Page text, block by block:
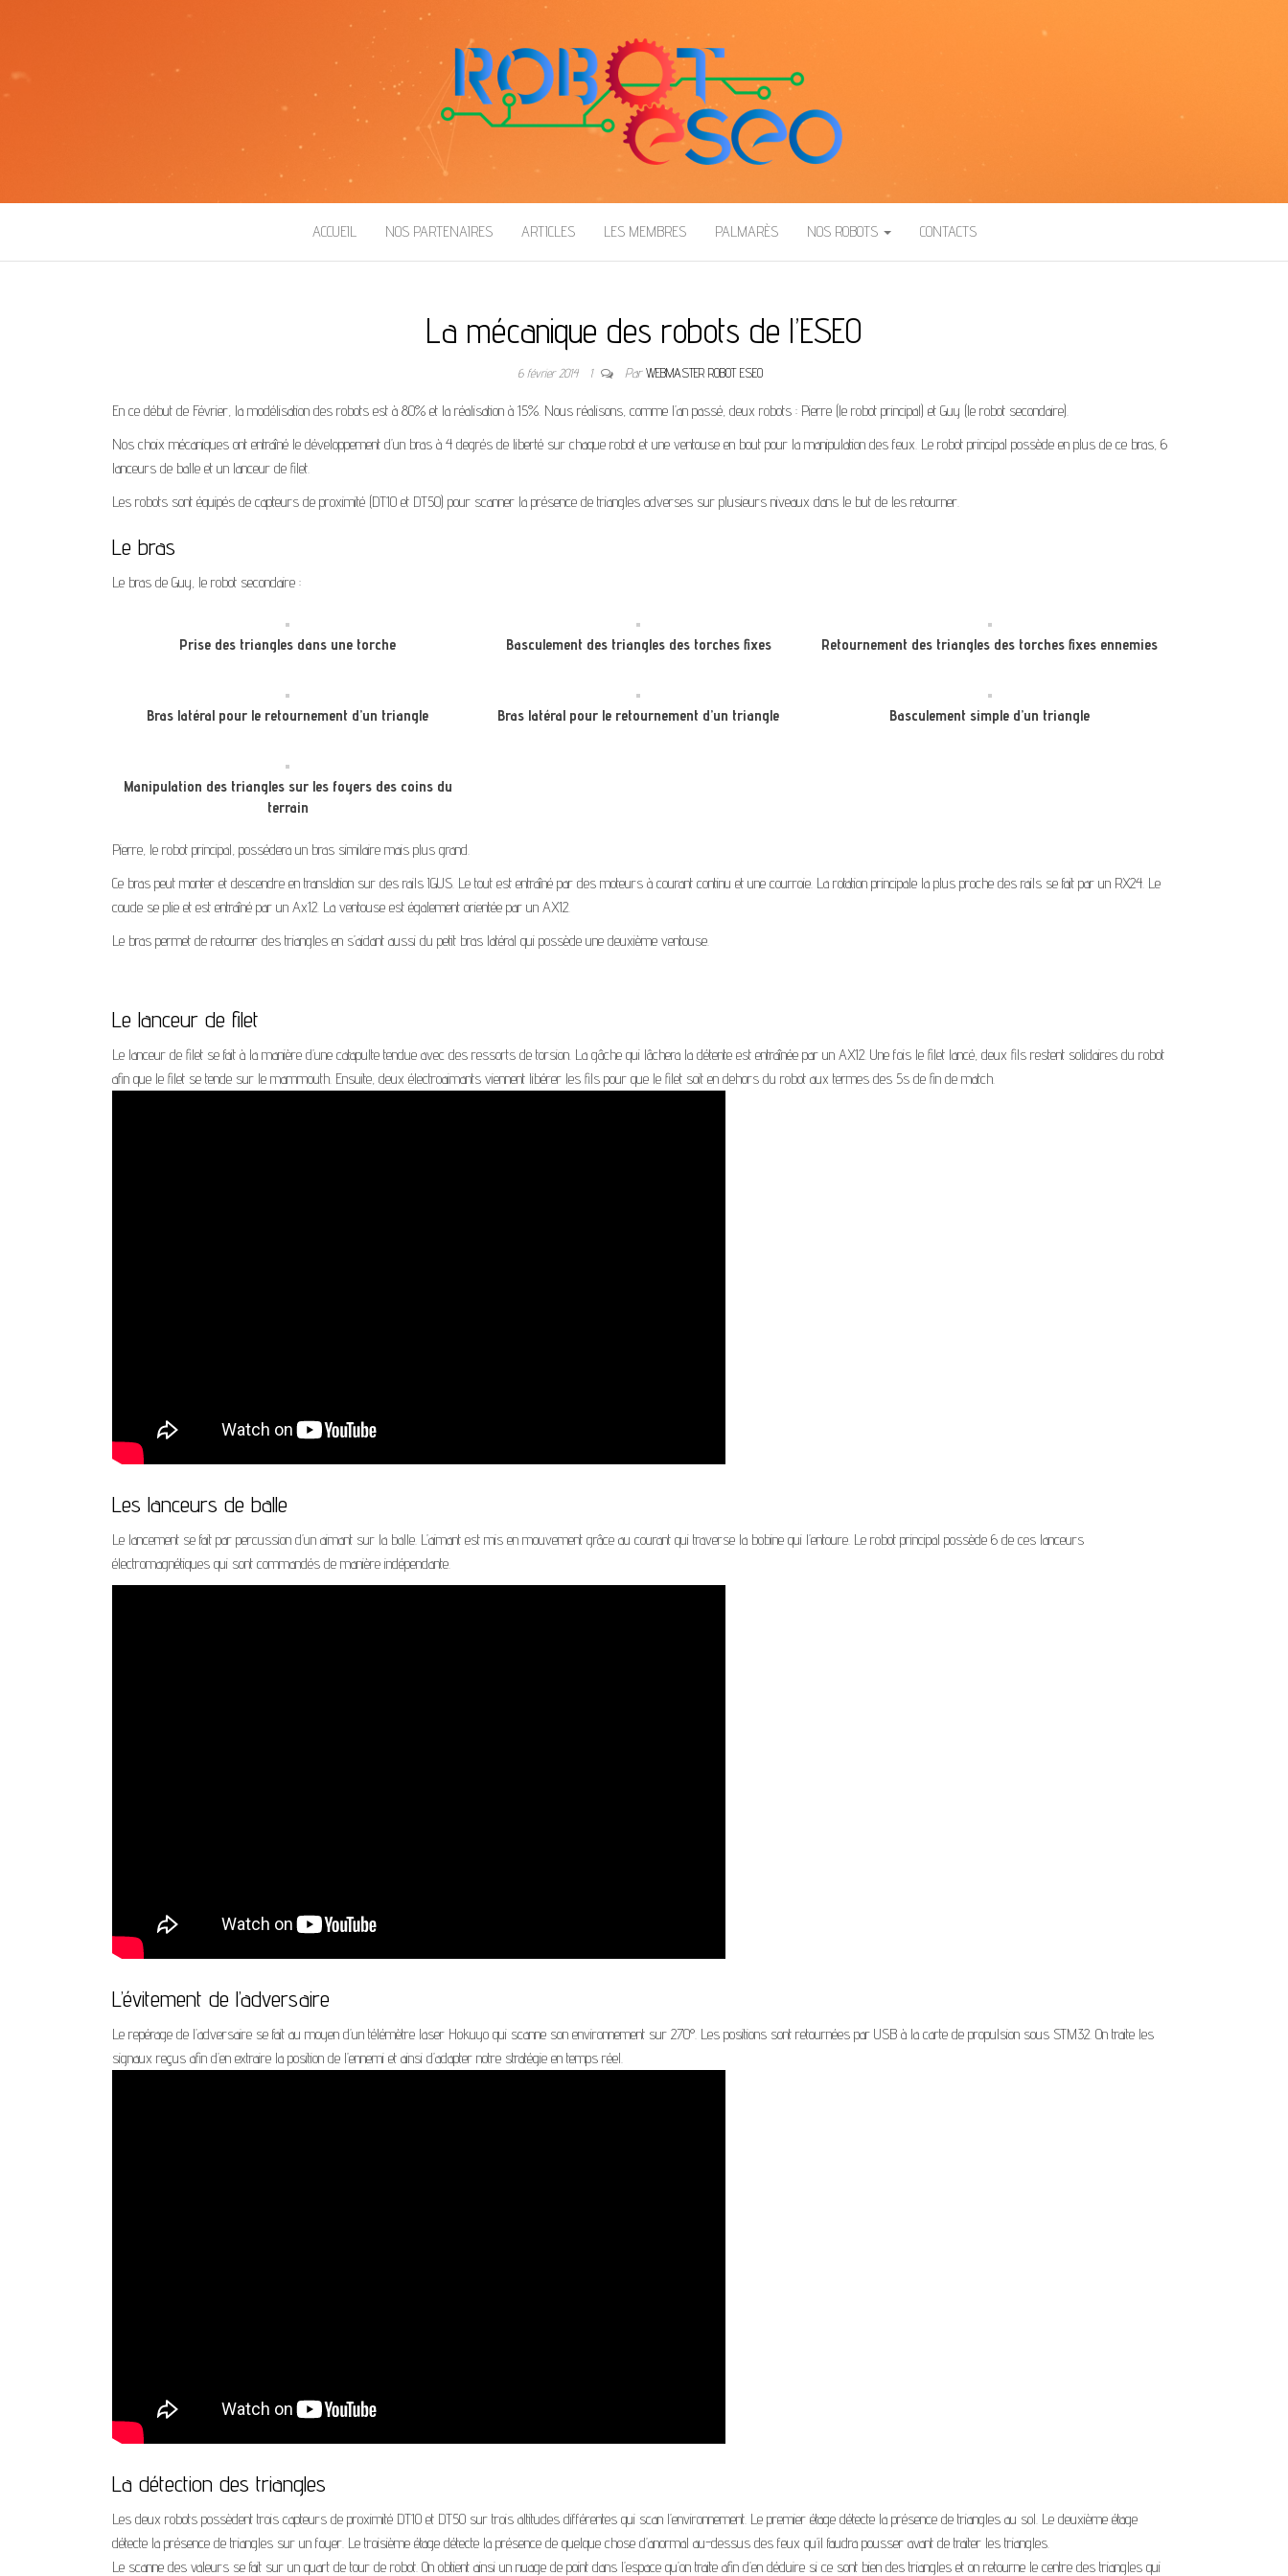
ROBOT ESEO
ACCUEIL NOS PARTENAIRES ARTICLES LES MEMBRES PALMARÈS NOS ROBOTS CONTACTS
La mécanique des robots de l’ESEO
6 février 2014 1 ParWEBMASTER ROBOT ESEO
En ce début de Février, la modélisation des robots est à 80% et la réalisation à 15%. Nous réalisons, comme l’an passé, deux robots : Pierre (le robot principal) et Guy (le robot secondaire).
Nos choix mécaniques ont entraîné le développement d’un bras à 4 degrés de liberté sur chaque robot et une ventouse en bout pour la manipulation des feux. Le robot principal possède en plus de ce bras, 6
lanceurs de balle et un lanceur de filet.
Les robots sont équipés de capteurs de proximité (DT10 et DT50) pour scanner la présence de triangles adverses sur plusieurs niveaux dans le but de les retourner.
Le bras
Le bras de Guy, le robot secondaire :
Prise des triangles dans une torche Basculement des triangles des torches fixes Retournement des triangles des torches fixes ennemies
Bras latéral pour le retournement d’un triangle Bras latéral pour le retournement d’un triangle Basculement simple d’un triangle
Manipulation des triangles sur les foyers des coins du
terrain
Pierre, le robot principal, possédera un bras similaire mais plus grand.
Ce bras peut monter et descendre en translation sur des rails IGUS. Le tout est entraîné par des moteurs à courant continu et une courroie. La rotation principale la plus proche des rails se fait par un RX24. Le
coude se plie et est entraîné par un Ax12. La ventouse est également orientée par un AX12.
Le bras permet de retourner des triangles en s’aidant aussi du petit bras latéral qui possède une deuxième ventouse.
Le lanceur de filet
Le lanceur de filet se fait à la manière d’une catapulte tendue avec des ressorts de torsion. La gâche qui lâchera la détente est entraînée par un AX12. Une fois le filet lancé, deux fils restent solidaires du robot
afin que le filet se tende sur le mammouth. Ensuite, deux électroaimants viennent libérer les fils pour que le filet soit en dehors du robot aux termes des 5s de fin de match.
Les lanceurs de balle
Le lancement se fait par percussion d’un aimant sur la balle. L’aimant est mis en mouvement grâce au courant qui traverse la bobine qui l’entoure. Le robot principal possède 6 de ces lanceurs
électromagnétiques qui sont commandés de manière indépendante.
L’évitement de l’adversaire
Le repérage de l’adversaire se fait au moyen d’un télémètre laser Hokuyo qui scanne son environnement sur 270°. Les positions sont retournées par USB à la carte de propulsion sous STM32. On traite les
signaux reçus afin d’en extraire la position de l’ennemi et ainsi d’adapter notre stratégie en temps réel.
La détection des triangles
Les deux robots possèdent trois capteurs de proximité DT10 et DT50 sur trois altitudes différentes qui scan l’environnement. Le premier étage détecte la présence de triangles au sol. Le deuxième étage
détecte la présence de triangles sur un foyer. Le troisième étage détecte la présence de quelque chose d’anormal au-dessus des feux qu’il faudra pousser avant de traiter les triangles.
Le scanne des valeurs se fait sur un quart de tour de robot. On obtient ainsi un nuage de point dans l’espace qu’on traite afin d’en déduire si ce sont bien des triangles et on retourne le centre des triangles qui